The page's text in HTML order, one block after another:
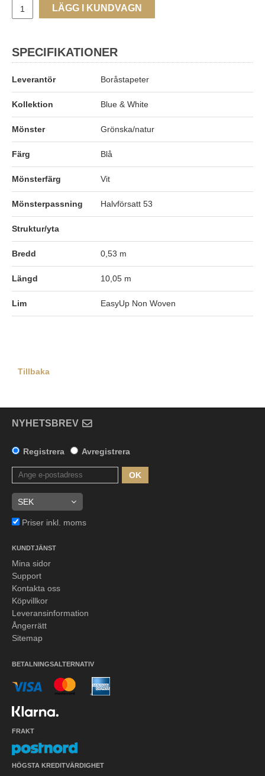
LÄGG I KUNDVAGN
SPECIFIKATIONER
Leverantör Boråstapeter
Kollektion Blue & White
Mönster Grönska/natur
Färg Blå
Mönsterfärg Vit
Mönsterpassning Halvförsatt 53
Struktur/yta
Bredd 0,53 m
Längd 10,05 m
Lim EasyUp Non Woven
Tillbaka
NYHETSBREV
Registrera Avregistrera
OK
Priser inkl. moms
KUNDTJÄNST
Mina sidor
Support
Kontakta oss
Köpvillkor
Leveransinformation
Ångerrätt
Sitemap
BETALNINGSALTERNATIV
FRAKT
HÖGSTA KREDITVÄRDIGHET